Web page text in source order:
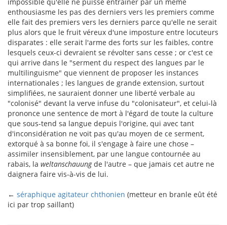
enthousiasme les pas des derniers vers les premiers comme
elle fait des premiers vers les derniers parce qu'elle ne serait
plus alors que le fruit véreux d'une imposture entre locuteurs
disparates : elle serait l'arme des forts sur les faibles, contre
lesquels ceux-ci devraient se révolter sans cesse ; or c'est ce
qui arrive dans le "serment du respect des langues par le
multilinguisme" que viennent de proposer les instances
internationales ; les langues de grande extension, surtout
simplifiées, ne sauraient donner une liberté verbale au
"colonisé" devant la verve infuse du "colonisateur", et celui-là
prononce une sentence de mort à l'égard de toute la culture
que sous-tend sa langue depuis l'origine, qui avec tant
d'inconsidération ne voit pas qu'au moyen de ce serment,
extorqué à sa bonne foi, il s'engage à faire une chose –
assimiler insensiblement, par une langue contournée au
rabais, la weltanschauungde l'autre – que jamais cet autre ne
daignera faire vis-à-vis de lui.
← séraphique agitateur chthonien (metteur en branle eût été
ici par trop saillant)